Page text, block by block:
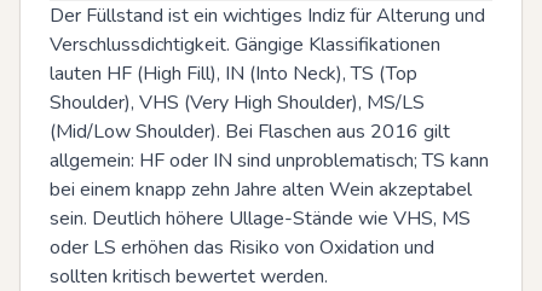
Der Füllstand ist ein wichtiges Indiz für Alterung und
Verschlussdichtigkeit. Gängige Klassifikationen
lauten HF (High Fill), IN (Into Neck), TS (Top
Shoulder), VHS (Very High Shoulder), MS/LS
(Mid/Low Shoulder). Bei Flaschen aus 2016 gilt
allgemein: HF oder IN sind unproblematisch; TS kann
bei einem knapp zehn Jahre alten Wein akzeptabel
sein. Deutlich höhere Ullage-Stände wie VHS, MS
oder LS erhöhen das Risiko von Oxidation und
sollten kritisch bewertet werden.